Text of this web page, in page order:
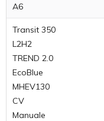
A6
Transit 350
L2H2
TREND 2.0
EcoBlue
MHEV130
CV
Manuale